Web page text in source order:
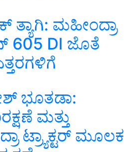
ತ್ಯಾಗಿ: ಮಹೀಂದ್ರಾ
605 DI ಜೊತೆ
ಭೂತಡಾ:
ಮತ್ತು
ಟ್ರ್ಯಾಕ್ಟರ್ ಮೂಲಕ